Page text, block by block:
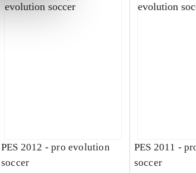
PES 2012 - pro evolution
soccer
PES 2011 -
soccer